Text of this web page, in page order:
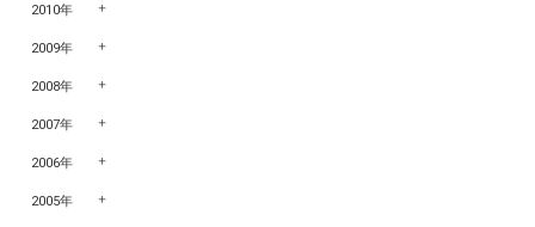
2010年
2009年
2008年
2007年
2006年
2005年